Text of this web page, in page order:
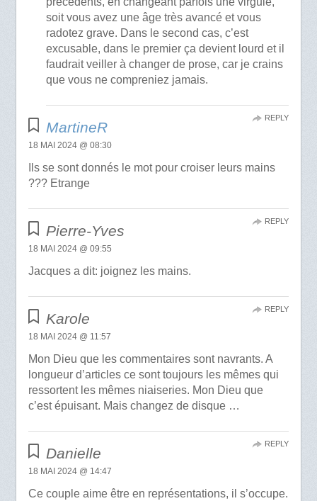
soit vous avez une âge très avancé et vous
radotez grave. Dans le second cas, c’est
excusable, dans le premier ça devient lourd et il
faudrait veiller à changer de prose, car je crains
que vous ne compreniez jamais.
MartineR
18 MAI 2024 @ 08:30
Ils se sont donnés le mot pour croiser leurs mains
??? Etrange
REPLY
Pierre-Yves
18 MAI 2024 @ 09:55
Jacques a dit: joignez les mains.
REPLY
Karole
18 MAI 2024 @ 11:57
Mon Dieu que les commentaires sont navrants. A
longueur d’articles ce sont toujours les mêmes qui
ressortent les mêmes niaiseries. Mon Dieu que
c’est épuisant. Mais changez de disque …
REPLY
Danielle
18 MAI 2024 @ 14:47
Ce couple aime être en représentations, il s’occupe.
REPLY